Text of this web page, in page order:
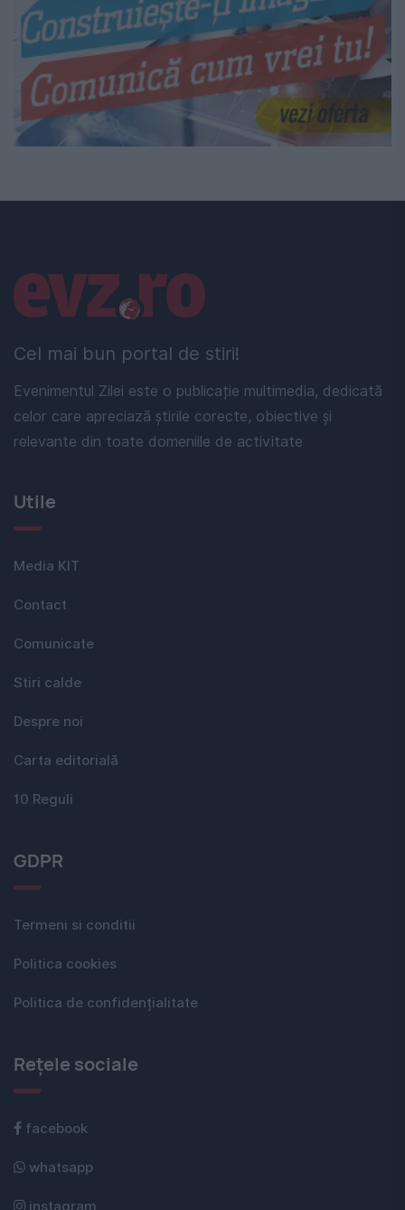
Cel mai bun portal de stiri!
Evenimentul Zilei este o publicație multimedia, dedicată
celor care apreciază știrile corecte, obiective și
relevante din toate domeniile de activitate
Linkuri utile
Utile
Media KIT
Contact
Comunicate
Stiri calde
Despre noi
Carta editorială
10 Reguli
GDPR
Termeni si conditii
Politica cookies
Politica de confidențialitate
Rețele sociale
facebook
whatsapp
instagram